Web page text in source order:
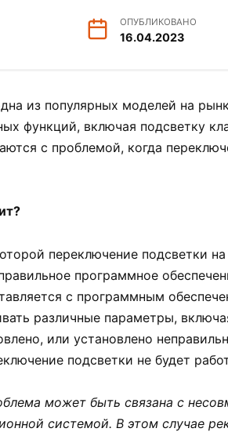
ОПУБЛИКОВАНО
16.04.2023
из популярных моделей на
функций, включая подсветку
с проблемой, когда
переключение подсветки
программное
с программным
различные параметры,
или установлено
подсветки не будет
может быть связана с
системой. В этом случае